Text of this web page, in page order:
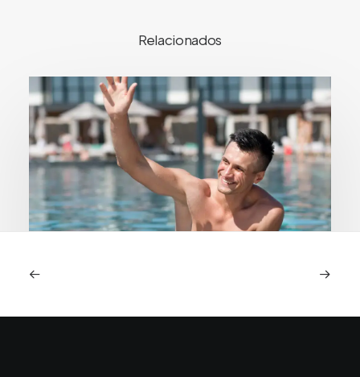
Relacionados
Piscina e mar após transplante capilar: